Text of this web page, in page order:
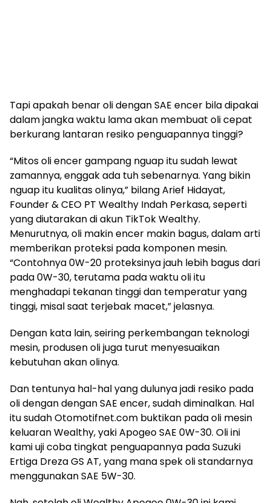
Tapi apakah benar oli dengan SAE encer bila dipakai
dalam jangka waktu lama akan membuat oli cepat
berkurang lantaran resiko penguapannya tinggi?
“Mitos oli encer gampang nguap itu sudah lewat
zamannya, enggak ada tuh sebenarnya. Yang bikin
nguap itu kualitas olinya,” bilang Arief Hidayat,
Founder & CEO PT Wealthy Indah Perkasa, seperti
yang diutarakan di akun TikTok Wealthy.
Menurutnya, oli makin encer makin bagus, dalam arti
memberikan proteksi pada komponen mesin.
“Contohnya 0W-20 proteksinya jauh lebih bagus dari
pada 0W-30, terutama pada waktu oli itu
menghadapi tekanan tinggi dan temperatur yang
tinggi, misal saat terjebak macet,” jelasnya.
Dengan kata lain, seiring perkembangan teknologi
mesin, produsen oli juga turut menyesuaikan
kebutuhan akan olinya.
Dan tentunya hal-hal yang dulunya jadi resiko pada
oli dengan dengan SAE encer, sudah diminalkan. Hal
itu sudah Otomotifnet.com buktikan pada oli mesin
keluaran Wealthy, yaki Apogeo SAE 0W-30. Oli ini
kami uji coba tingkat penguapannya pada Suzuki
Ertiga Dreza GS AT, yang mana spek oli standarnya
menggunakan SAE 5W-30.